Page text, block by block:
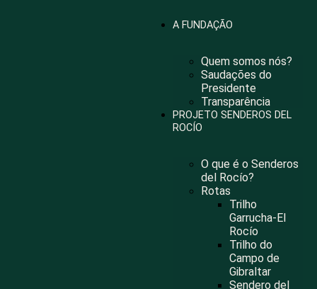
A FUNDAÇÃO
Quem somos nós?
Saudações do
Presidente
Transparência
PROJETO SENDEROS DEL
ROCÍO
O que é o Senderos
del Rocío?
Rotas
Trilho
Garrucha-El
Rocío
Trilho do
Campo de
Gibraltar
Sendero del